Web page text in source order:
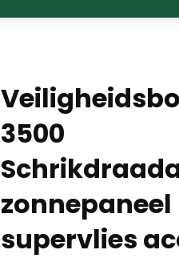
3500
zonnepaneel
supervlies